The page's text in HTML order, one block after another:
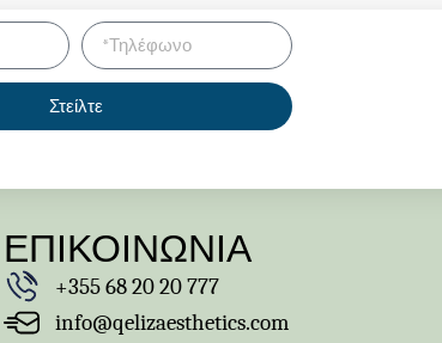
Στείλτε
ΕΠΙΚΟΙΝΩΝΙΑ
+355 68 20 20 777
info@qelizaesthetics.com